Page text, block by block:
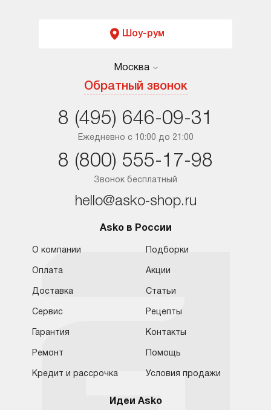
Москва
Санкт-Петербург
8 (800) 555-17-98 8 (495) 646-09-31
hello@asko-shop.ru
Шоу-рум
Москва
Обратный звонок
Москва
Ростов-на-Дону
Ежедневно с 10:00 до 21:00
8 (495) 646-09-31
Звонок бесплатный
8 (800) 555-17-98
hello@asko-shop.ru
Asko в России
О компании
Оплата
Доставка
Сервис
Гарантия
Ремонт
Кредит и рассрочка
Подборки
Акции
Статьи
Рецепты
Контакты
Помощь
Условия продажи
Идеи Asko